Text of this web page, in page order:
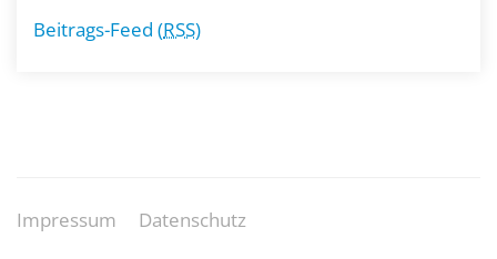
Beitrags-Feed (RSS)
Impressum Datenschutz